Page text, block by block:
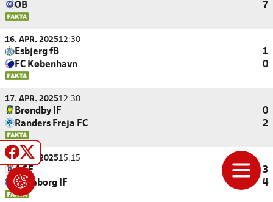
OB
7
16. APR. 202512:30
Esbjerg fB
1
FC København
0
17. APR. 202512:30
Brøndby IF
0
Randers Freja FC
2
17. APR. 202515:15
AGF
3
Silkeborg IF
4